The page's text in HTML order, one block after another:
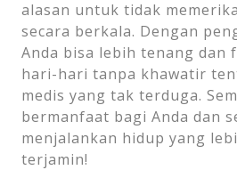
alasan untuk tidak
secara berkala. Dengan
Anda bisa lebih tenang dan
hari-hari tanpa khawatir
medis yang tak terduga.
bermanfaat bagi Anda dan
menjalankan hidup yang
terjamin!